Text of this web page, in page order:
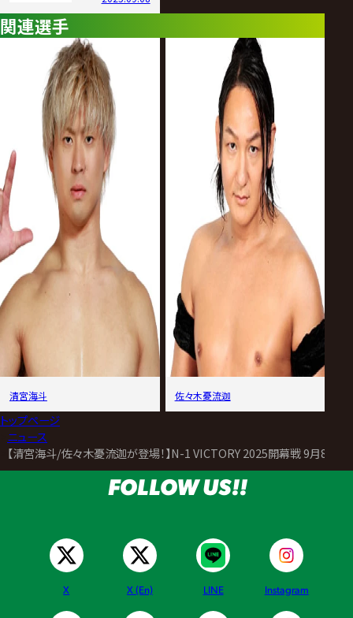
関連選手
清宮海斗 佐々木憂流迦
トップページ
ニュース
【清宮海斗/佐々木憂流迦が登場！】N-1 VICTORY 2025開幕戦 9月8日(
FOLLOW US!!
X X (En) LINE Instagram